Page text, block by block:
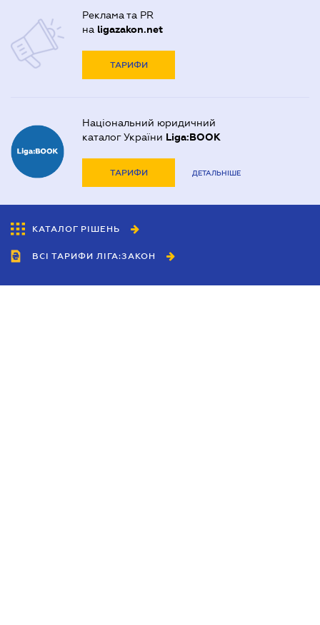
Реклама та PR
на ligazakon.net
ТАРИФИ
Національний юридичний
каталог України Liga:BOOK
ТАРИФИ ДЕТАЛЬНІШЕ
КАТАЛОГ РІШЕНЬ
ВСІ ТАРИФИ ЛІГА:ЗАКОН